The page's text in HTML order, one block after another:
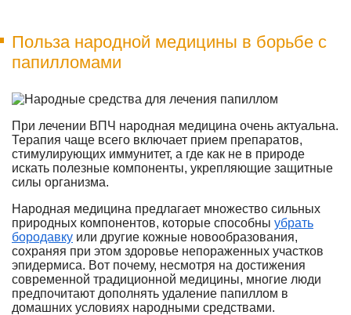
Польза народной медицины в борьбе с
папилломами
При лечении ВПЧ народная медицина очень актуальна.
Терапия чаще всего включает прием препаратов,
стимулирующих иммунитет, а где как не в природе
искать полезные компоненты, укрепляющие защитные
силы организма.
Народная медицина предлагает множество сильных
природных компонентов, которые способны убрать
бородавку или другие кожные новообразования,
сохраняя при этом здоровье непораженных участков
эпидермиса. Вот почему, несмотря на достижения
современной традиционной медицины, многие люди
предпочитают дополнять удаление папиллом в
домашних условиях народными средствами.